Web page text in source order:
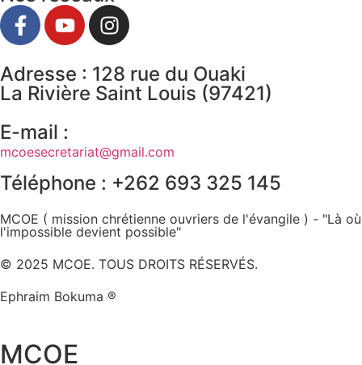
Adresse : 128 rue du Ouaki
La Rivière Saint Louis (97421)
E-mail :
mcoesecretariat@gmail.com
Téléphone : +262 693 325 145
MCOE ( mission chrétienne ouvriers de l'évangile ) - "Là où
l'impossible devient possible"
© 2025 MCOE. TOUS DROITS RÉSERVÉS.
Ephraim Bokuma ®
MCOE